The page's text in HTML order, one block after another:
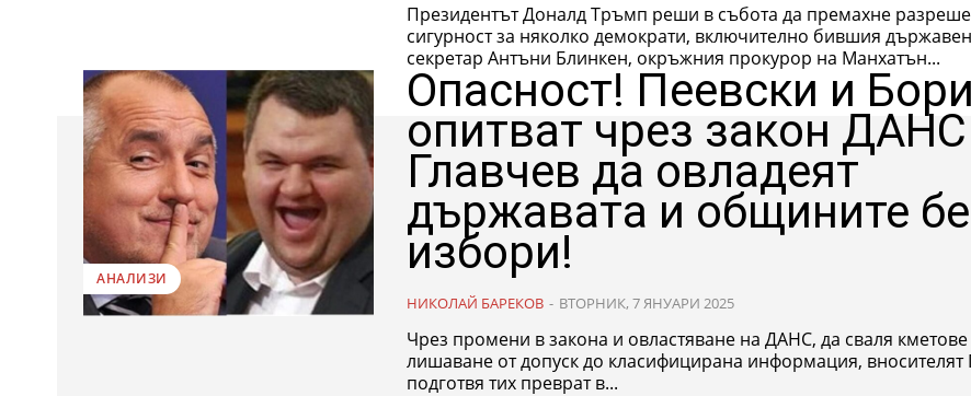
Президентът Доналд Тръмп реши в събота да премахне
сигурност за няколко демократи, включително бившия държавен
секретар Антъни Блинкен, окръжния прокурор на Манхатън...
АНАЛИЗИ
Опасност! Пеевски и
опитват чрез закон
Главчев да овладеят
държавата и общините
избори!
НИКОЛАЙ БАРЕКОВ - ВТОРНИК, 7 ЯНУАРИ 2025
Чрез промени в закона и овластяване на ДАНС, да сваля
лишаване от допуск до класифицирана информация, вносителят
подготвя тих преврат в...